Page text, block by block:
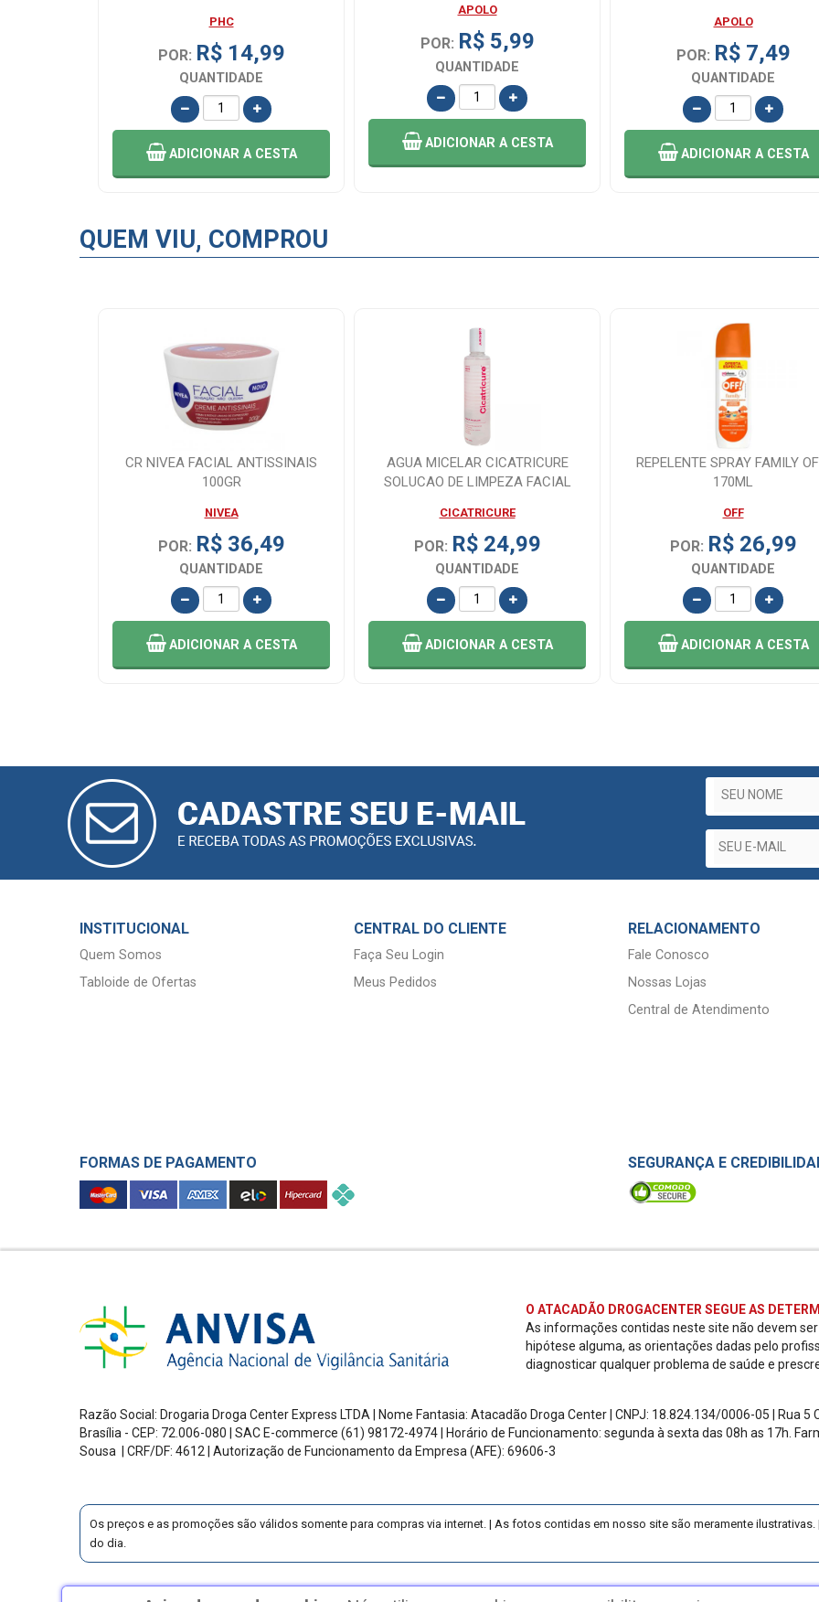
PHC
POR: R$ 14,99
QUANTIDADE
ADICIONAR A CESTA
APOLO
POR: R$ 5,99
QUANTIDADE
ADICIONAR A CESTA
APOLO
POR: R$ 7,49
QUANTIDADE
ADICIONAR A CESTA
QUEM VIU, COMPROU
CR NIVEA FACIAL ANTISSINAIS
100GR
NIVEA
POR: R$ 36,49
QUANTIDADE
ADICIONAR A CESTA
AGUA MICELAR CICATRICURE
SOLUCAO DE LIMPEZA FACIAL
CICATRICURE
POR: R$ 24,99
QUANTIDADE
ADICIONAR A CESTA
REPELENTE SPRAY FAMILY
170ML
OFF
POR: R$ 26,99
QUANTIDADE
ADICIONAR A CESTA
CADASTRAR
E-MAIL
INSTITUCIONAL
Quem Somos
Tabloide de Ofertas
CENTRAL DO CLIENTE
Faça Seu Login
Meus Pedidos
RELACIONAMENTO
Fale Conosco
Nossas Lojas
Central de Atendimento
FORMAS DE PAGAMENTO SEGURANÇA E
O ATACADÃO DROGACENTER SEGUE AS
As informações contidas neste site não devem
hipótese alguma, as orientações dadas pelo
diagnosticar qualquer problema de saúde e
Razão Social: Drogaria Droga Center Express LTDA | Nome Fantasia: Atacadão Droga Center | CNPJ: 18.824.134/0006-05 | Rua
Brasília - CEP: 72.006-080
| SAC E-commerce (61) 98172-4974 | Horário de Funcionamento: segunda à sexta das 08h as 17h.
Sousa | CRF/DF: 4612 | Autorização de Funcionamento da Empresa (AFE): 69606-3
Os preços e as promoções são válidos somente para compras via internet. | As fotos contidas em nosso site são meramente
do dia.